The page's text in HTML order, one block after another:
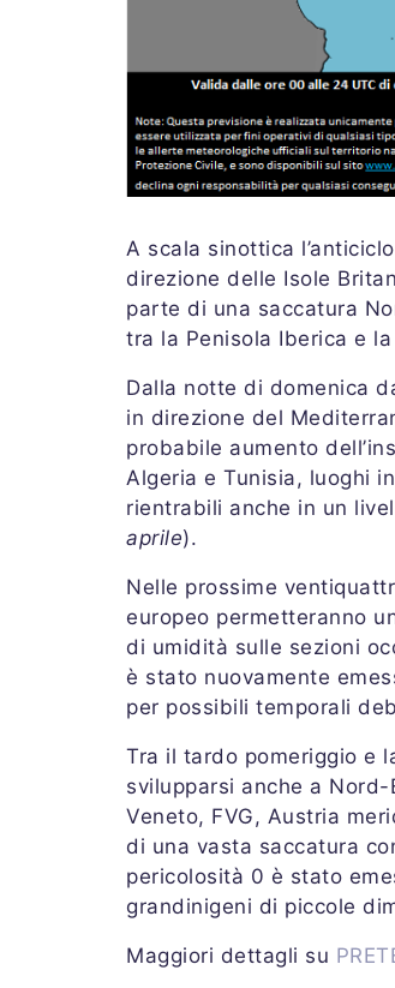
A scala sinottica
direzione delle Isole
parte di una saccatura
tra la Penisola Iberica e
Dalla notte di domenica
in direzione del
probabile aumento
Algeria e Tunisia, luoghi
rientrabili anche in un
aprile).
Nelle prossime
europeo permetteranno
di umidità sulle sezioni
è stato nuovamente
per possibili temporali
Tra il tardo pomeriggio e
svilupparsi anche a
Veneto, FVG, Austria
di una vasta saccatura
pericolosità 0 è stato
grandinigeni di piccole
Maggiori dettagli su